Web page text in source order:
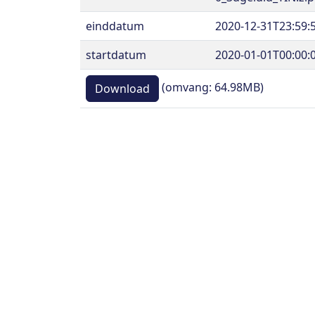
einddatum
2020-12-
startdatum
2020-01-
Download (omvang: 64.98MB)